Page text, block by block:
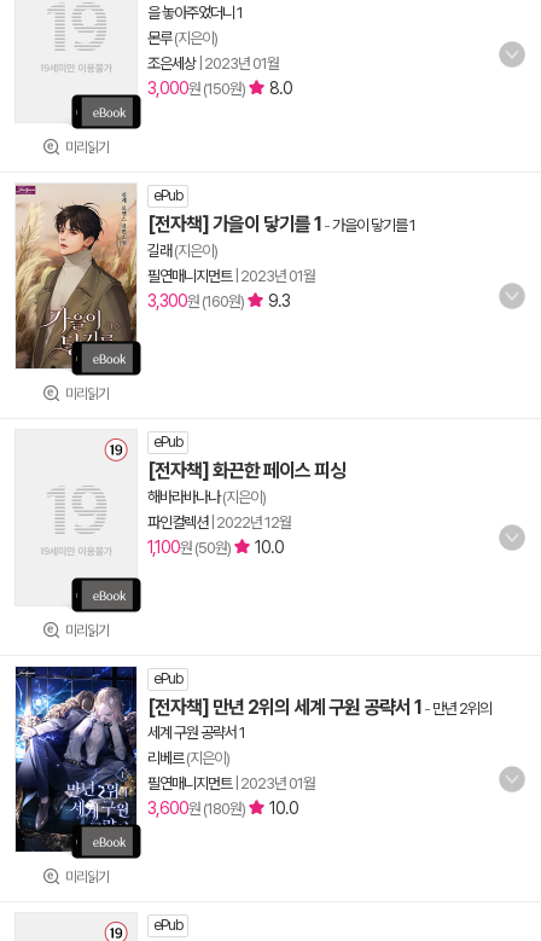
미리읽기
을 놓아주었더니 1
몬루(지은이)
조은세상| 2023년 01월
3,000원 (150원) 8.0
미리읽기
ePub
[전자책] 가을이 닿기를 1 -가을이 닿기를 1
길래 (지은이)
필연매니지먼트| 2023년 01월
3,300원 (160원) 9.3
미리읽기
ePub
[전자책] 화끈한 페이스 피싱
해바라바나나(지은이)
파인컬렉션| 2022년 12월
1,100원 (50원) 10.0
미리읽기
ePub
[전자책] 만년 2위의 세계 구원 공략서 1 - 만년 2위의
세계 구원 공략서 1
리베르(지은이)
필연매니지먼트| 2023년 01월
3,600원 (180원) 10.0
ePub